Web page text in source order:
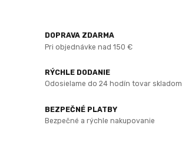
DOPRAVA ZDARMA
Pri objednávke nad 150 €
RÝCHLE DODANIE
Odosielame do 24 hodín tovar skladom
BEZPEČNÉ PLATBY
Bezpečné a rýchle nakupovanie